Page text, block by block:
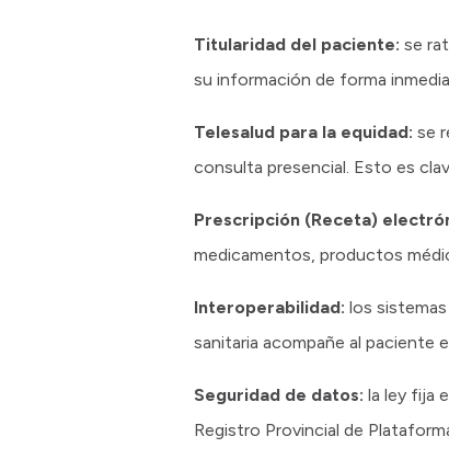
Titularidad del paciente: se
su información de forma
Telesalud para la equidad: se
consulta presencial. Esto es
Prescripción (Receta)
medicamentos, productos
Interoperabilidad: los
sanitaria acompañe al paciente
Seguridad de datos: la ley fija
Registro Provincial de